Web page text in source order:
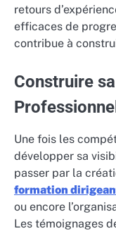
retours
efficaces de
contribue à
Construire
Une fois les
développer sa
passer par la
formation
ou encore
Les témoignages